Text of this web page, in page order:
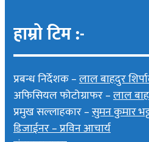
हाम्रो टिम :-
प्रबन्ध निर्देशक –लाल बाहदुर
अफिसियल फोटोग्राफर –लाल
प्रमुख सल्लाहकार –सुमन कुमार
डिजाईनर – प्रविन आचार्य